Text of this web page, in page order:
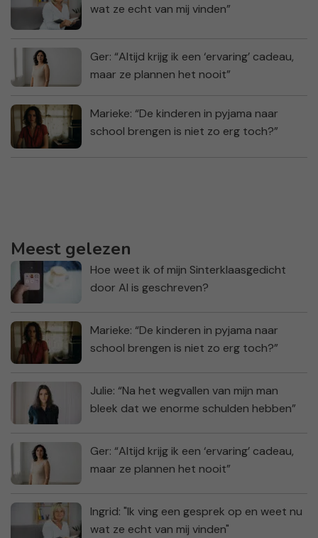
wat ze echt van mij vinden”
Ger: “Altijd krijg ik een ‘ervaring’ cadeau,
maar ze plannen het nooit”
Marieke: “De kinderen in pyjama naar
school brengen is niet zo erg toch?”
Meest gelezen
Hoe weet ik of mijn Sinterklaasgedicht
door AI is geschreven?
Marieke: “De kinderen in pyjama naar
school brengen is niet zo erg toch?”
Julie: “Na het wegvallen van mijn man
bleek dat we enorme schulden hebben”
Ger: “Altijd krijg ik een ‘ervaring’ cadeau,
maar ze plannen het nooit”
Ingrid: "Ik ving een gesprek op en weet nu
wat ze echt van mij vinden"